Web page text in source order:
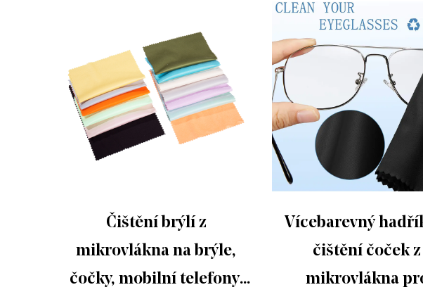
Čištění brýlí z
mikrovlákna na brýle,
čočky, mobilní telefony,
Vícebarevný
čištění čoček z
mikrovlákna